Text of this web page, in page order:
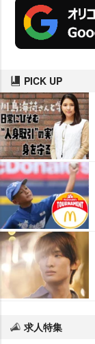
PICK UP
求人特集